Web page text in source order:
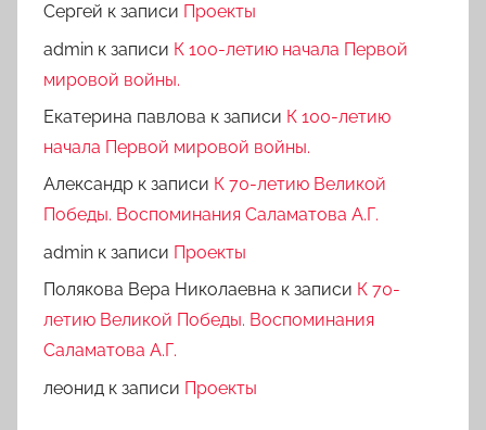
Сергей к записи Проекты
admin к записи К 100-летию начала Первой
мировой войны.
Екатерина павлова к записи К 100-летию
начала Первой мировой войны.
Александр к записи К 70-летию Великой
Победы. Воспоминания Саламатова А.Г.
admin к записи Проекты
Полякова Вера Николаевна к записи К 70-
летию Великой Победы. Воспоминания
Саламатова А.Г.
леонид к записи Проекты